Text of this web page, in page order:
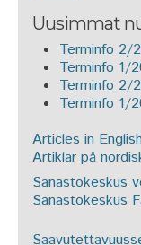
Uusimmat
Terminfo 2/
Terminfo 1/
Terminfo 2/
Terminfo 1/
Articles in
Artiklar på
Sanastokeskus
Sanastokeskus